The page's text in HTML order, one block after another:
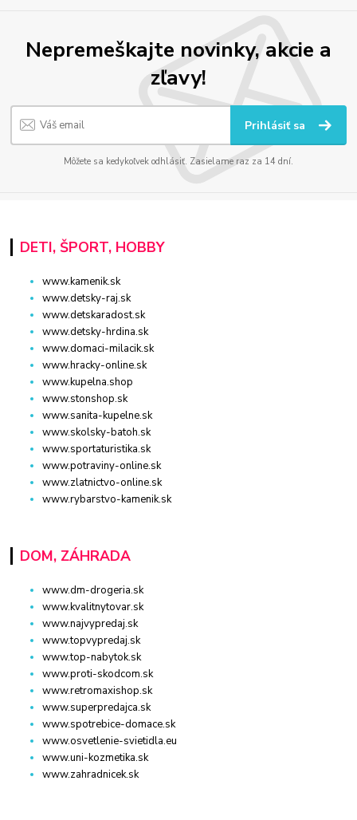
Nepremeškajte novinky, akcie a
zľavy!
Prihlásiť sa
Môžete sa kedykoľvek odhlásiť. Zasielame raz za 14 dní.
DETI, ŠPORT, HOBBY
www.kamenik.sk
www.detsky-raj.sk
www.detskaradost.sk
www.detsky-hrdina.sk
www.domaci-milacik.sk
www.hracky-online.sk
www.kupelna.shop
www.stonshop.sk
www.sanita-kupelne.sk
www.skolsky-batoh.sk
www.sportaturistika.sk
www.potraviny-online.sk
www.zlatnictvo-online.sk
www.rybarstvo-kamenik.sk
DOM, ZÁHRADA
www.dm-drogeria.sk
www.kvalitnytovar.sk
www.najvypredaj.sk
www.topvypredaj.sk
www.top-nabytok.sk
www.proti-skodcom.sk
www.retromaxishop.sk
www.superpredajca.sk
www.spotrebice-domace.sk
www.osvetlenie-svietidla.eu
www.uni-kozmetika.sk
www.zahradnicek.sk